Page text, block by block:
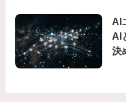
AI
AI
決